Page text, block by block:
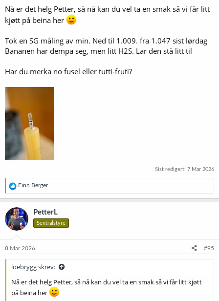
Nå er det helg Petter, så nå kan du vel ta en smak så vi får litt
kjøtt på beina her
Tok en SG måling av min. Ned til 1.009. fra 1.047 sist lørdag
Bananen har dempa seg, men litt H2S. Lar den stå litt til
Har du merka no fusel eller tutti-fruti?
Sist redigert: 7 Mar 2026
R
e
a
k
s
j
o
e
Finn Berger
PetterL
Sentralstyre
8 Mar 2026 #95
loebrygg skrev:
Nå er det helg Petter, så nå kan du vel ta en smak så vi får litt kjøtt
på beina her